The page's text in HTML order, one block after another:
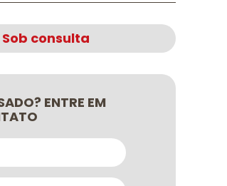
Sob consulta
ENTRE EM